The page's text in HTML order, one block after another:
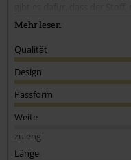
verbindet, von außen eine
Strumpfhose dort
Mehr lesen
Qualität
Design
Passform
Weite
zu eng
Länge